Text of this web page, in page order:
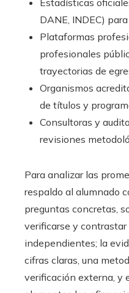
Estadísticas
DANE, INDEC)
Plataformas
profesionales
trayectorias de
Organismos
de títulos y
Consultoras y
revisiones
Para analizar las
respaldo al alumnado
preguntas concretas,
verificarse y
independientes; la
cifras claras, una
verificación externa, y